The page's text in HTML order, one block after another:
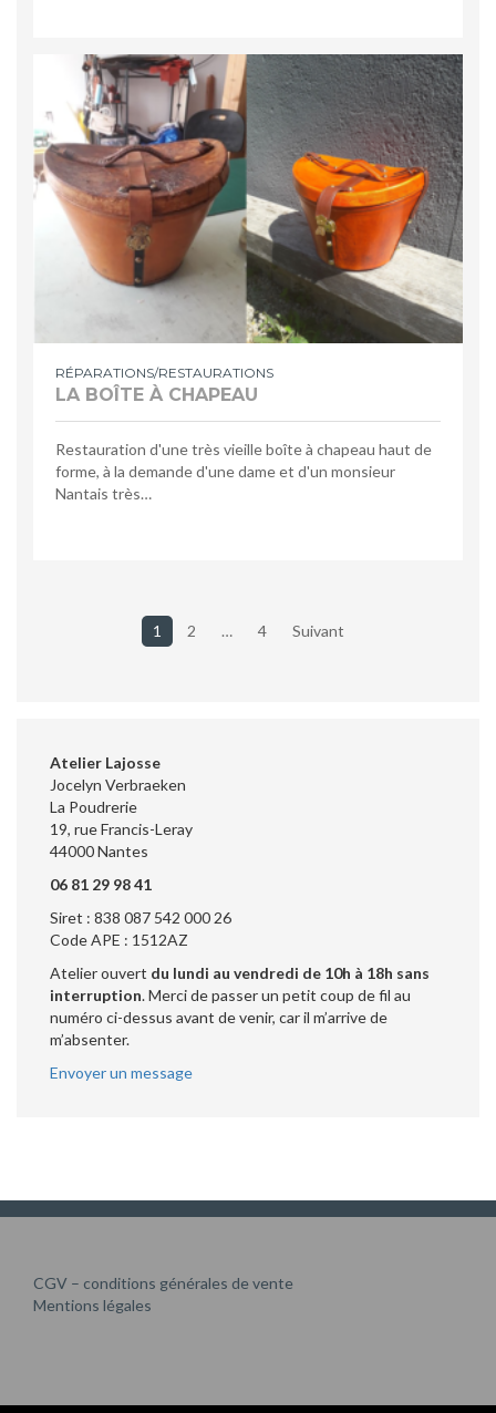
RÉPARATIONS/RESTAURATIONS
LA BOÎTE À CHAPEAU
Restauration d'une très vieille boîte à chapeau haut de
forme, à la demande d'une dame et d'un monsieur
Nantais très…
Navigation
1 2 … 4 Suivant
Atelier Lajosse
Jocelyn Verbraeken
La Poudrerie
19, rue Francis-Leray
44000 Nantes
06 81 29 98 41
Siret : 838 087 542 000 26
Code APE : 1512AZ
Atelier ouvert du lundi au vendredi de 10h à 18h sans
interruption. Merci de passer un petit coup de fil au
numéro ci-dessus avant de venir, car il m’arrive de
m’absenter.
Envoyer un message
CGV – conditions générales de vente
Mentions légales